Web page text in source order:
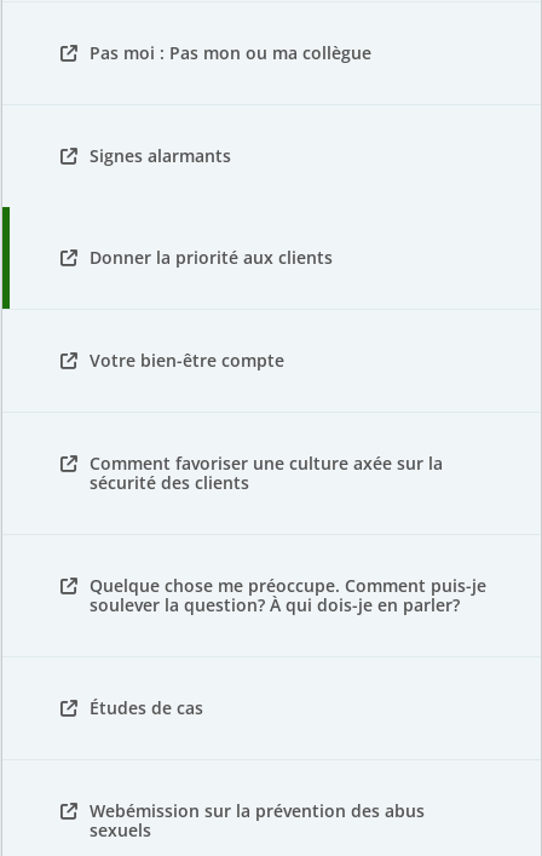
Pas moi : Pas mon ou ma collègue
Signes alarmants
Donner la priorité aux clients
Votre bien-être compte
Comment favoriser une culture axée sur la
sécurité des clients
Quelque chose me préoccupe. Comment puis-je
soulever la question? À qui dois-je en parler?
Études de cas
Webémission sur la prévention des abus
sexuels